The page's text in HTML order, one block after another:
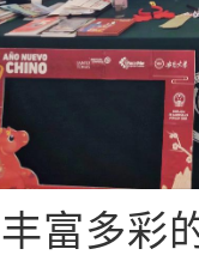
丰富多彩